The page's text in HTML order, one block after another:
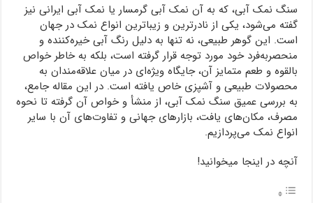
سنگ نمک آبی، که به آن نمک آبی گرمسار یا نمک آبی ایرانی نیز
گفته می‌شود، یکی از نادرترین و زیباترین انواع نمک در جهان
است. این گوهر طبیعی، نه تنها به دلیل رنگ آبی خیره‌کننده و
منحصربه‌فرد خود مورد توجه قرار گرفته است، بلکه به خاطر خواص
بالقوه و طعم متمایز آن، جایگاه ویژه‌ای در میان علاقه‌مندان به
محصولات طبیعی و آشپزی خاص یافته است. در این مقاله جامع،
به بررسی عمیق سنگ نمک آبی، از منشأ و خواص آن گرفته تا نحوه
مصرف، مکان‌های یافت، بازارهای جهانی و تفاوت‌های آن با سایر
انواع نمک می‌پردازیم.
آنچه در اینجا میخوانید!